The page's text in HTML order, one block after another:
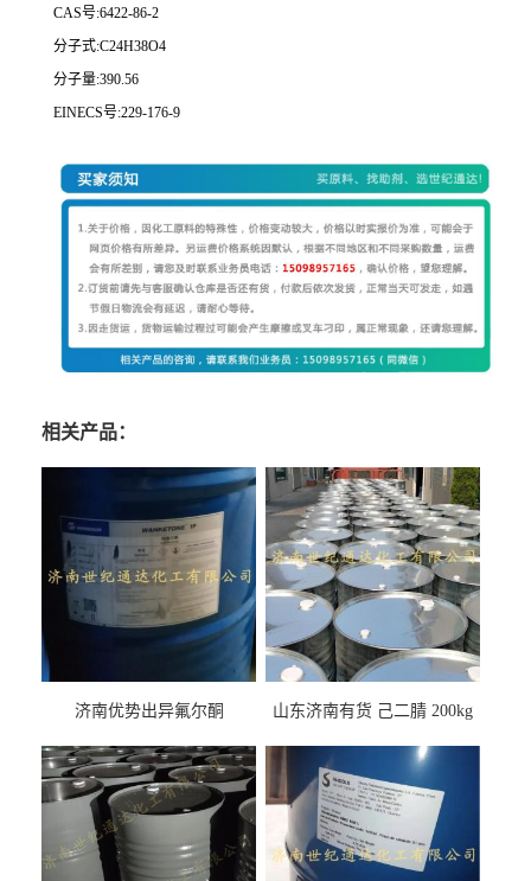
CAS号:6422-86-2
分子式:C24H38O4
分子量:390.56
EINECS号:229-176-9
相关产品：
济南优势出异氟尔酮
山东济南有货 己二腈 200kg